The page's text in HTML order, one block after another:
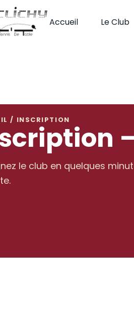
Accueil Le Club
/ INSCRIPTION
le club en quelques